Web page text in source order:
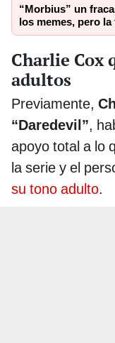
“Morbius” un
los memes, pero
Charlie Cox
adultos
Previamente,
“Daredevil”,
apoyo total a lo
la serie y el
su tono adulto.